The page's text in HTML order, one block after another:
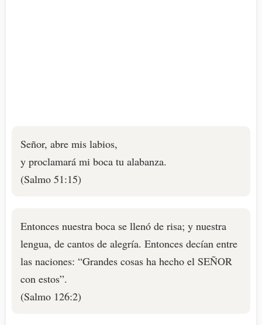
Señor, abre mis labios,
y proclamará mi boca tu alabanza.
(Salmo 51:15)
Entonces nuestra boca se llenó de risa; y nuestra
lengua, de cantos de alegría. Entonces decían entre
las naciones: “Grandes cosas ha hecho el SEÑOR
con estos”.
(Salmo 126:2)